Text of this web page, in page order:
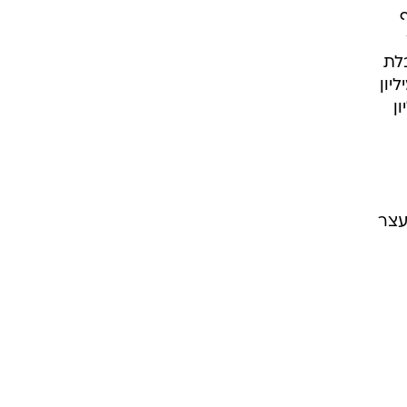
להשיג אזרחות בהליך מקוצר תמורת השקעה של 30 מיליון
בנמיביה 15 מיליון